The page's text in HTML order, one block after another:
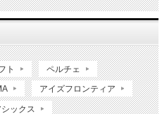
ト ペルチェ
アイズフロンティア
シックス